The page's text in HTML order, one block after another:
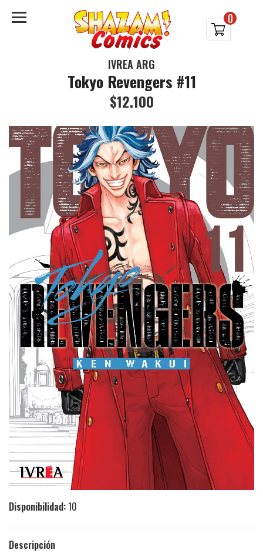
0
IVREA ARG
Tokyo Revengers #11
$12.100
Disponibilidad:10
Descripción